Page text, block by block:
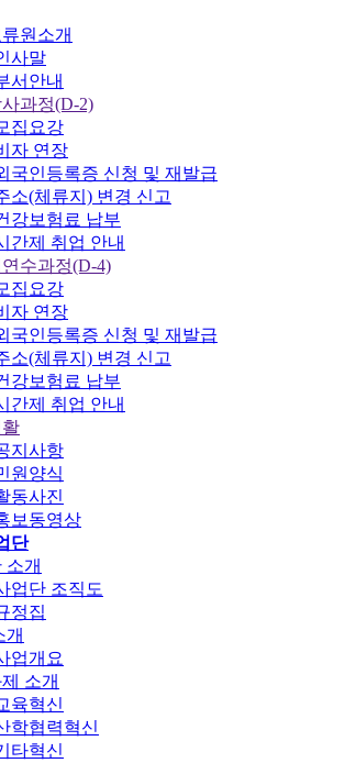
원소개
사말
서안내
과정(D-2)
집요강
자 연장
국인등록증 신청 및 재발급
소(체류지) 변경 신고
강보험료 납부
간제 취업 안내
수과정(D-4)
집요강
자 연장
국인등록증 신청 및 재발급
소(체류지) 변경 신고
강보험료 납부
간제 취업 안내
지사항
원양식
동사진
보동영상
단
소개
업단 조직도
정집
개
업개요
소개
육혁신
학협력혁신
타혁신